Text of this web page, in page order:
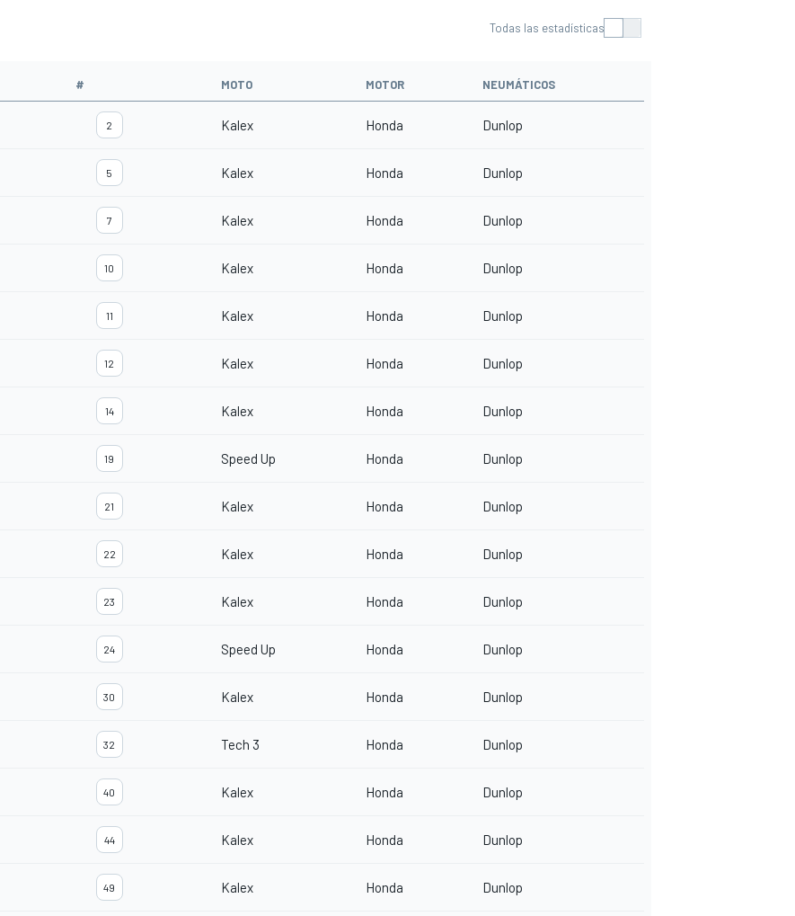
Todas las estadísticas
# MOTO MOTOR NEUMÁTICOS
2 Kalex Honda Dunlop
5 Kalex Honda Dunlop
7 Kalex Honda Dunlop
10 Kalex Honda Dunlop
11 Kalex Honda Dunlop
12 Kalex Honda Dunlop
14 Kalex Honda Dunlop
19 Speed Up Honda Dunlop
21 Kalex Honda Dunlop
22 Kalex Honda Dunlop
23 Kalex Honda Dunlop
24 Speed Up Honda Dunlop
30 Kalex Honda Dunlop
32 Tech 3 Honda Dunlop
40 Kalex Honda Dunlop
44 Kalex Honda Dunlop
49 Kalex Honda Dunlop